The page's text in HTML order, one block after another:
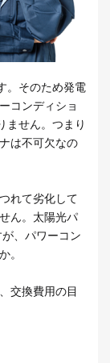
。そのため発電
コンディショ
ません。つまり
は不可欠なの
れて劣化して
ん。太陽光パ
、パワーコン
。
交換費用の目